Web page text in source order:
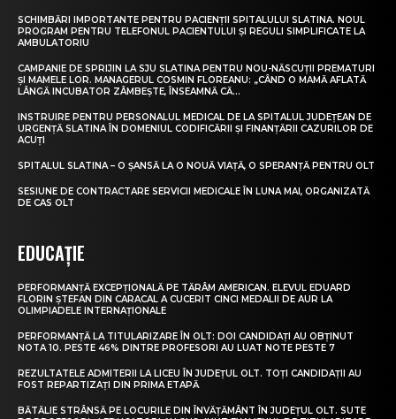
SCHIMBĂRI IMPORTANTE PENTRU PACIENȚII SPITALULUI SLATINA. NOUL
PROGRAM PENTRU TELEFONUL PACIENTULUI ȘI REGULI SIMPLIFICATE LA
AMBULATORIU
CAMPANIE DE SPRIJIN LA SJU SLATINA PENTRU NOU-NĂSCUȚII PREMATURI
ȘI MAMELE LOR. MANAGERUL COSMIN FLOREANU: „CÂND O MAMĂ AFLATĂ
LÂNGĂ INCUBATOR ZÂMBEȘTE, ÎNSEAMNĂ CĂ...
INSTRUIRE PENTRU PERSONALUL MEDICAL DE LA SPITALUL JUDEȚEAN DE
URGENȚĂ SLATINA ÎN DOMENIUL CODIFICĂRII ȘI FINANȚĂRII CAZURILOR DE
ACUȚI
SPITALUL SLATINA – O ȘANSĂ LA O NOUĂ VIAȚĂ, O SPERANȚĂ PENTRU OLT
SESIUNE DE CONTRACTARE SERVICII MEDICALE ÎN LUNA MAI, ORGANIZATĂ
DE CAS OLT
EDUCAȚIE
PERFORMANȚĂ EXCEPȚIONALĂ PE TĂRÂM AMERICAN. ELEVUL EDUARD
FLORIN ȘTEFAN DIN CARACAL A CUCERIT CINCI MEDALII DE AUR LA
OLIMPIADELE INTERNAȚIONALE
PERFORMANȚĂ LA TITULARIZARE ÎN OLT: DOI CANDIDAȚI AU OBȚINUT
NOTA 10. PESTE 46% DINTRE PROFESORI AU LUAT NOTE PESTE 7
REZULTATELE ADMITERII LA LICEU ÎN JUDEȚUL OLT. TOȚI CANDIDAȚII AU
FOST REPARTIZAȚI DIN PRIMA ETAPĂ
BĂTĂLIE STRÂNSĂ PE LOCURILE DIN ÎNVĂȚĂMÂNT ÎN JUDEȚUL OLT. SUTE